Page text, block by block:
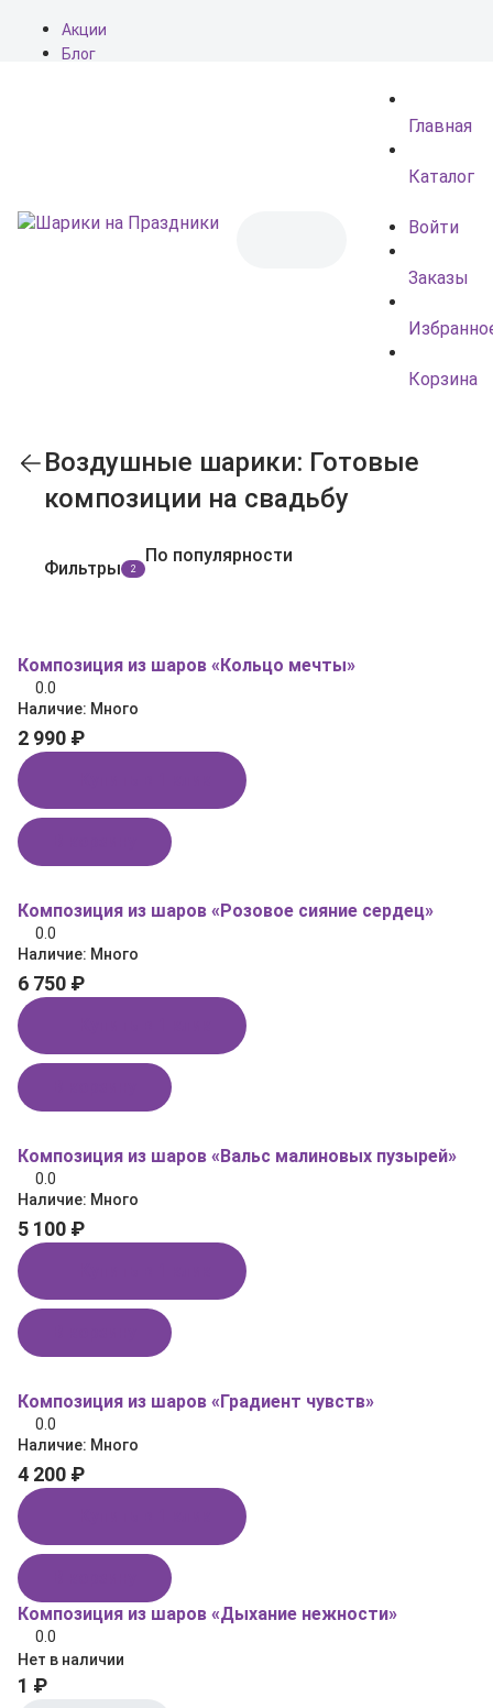
Акции
Блог
Главная
Каталог
Войти
Заказы
Корзина
Воздушные шарики: Готовые
композиции на свадьбу
Фильтры 2
По популярности
Композиция из шаров «Кольцо мечты»
0.0
Наличие: Много
2 990 ₽
Композиция из шаров «Розовое сияние сердец»
0.0
Наличие: Много
6 750 ₽
Композиция из шаров «Вальс малиновых пузырей»
0.0
Наличие: Много
5 100 ₽
Композиция из шаров «Градиент чувств»
0.0
Наличие: Много
4 200 ₽
Композиция из шаров «Дыхание нежности»
0.0
Нет в наличии
1 ₽